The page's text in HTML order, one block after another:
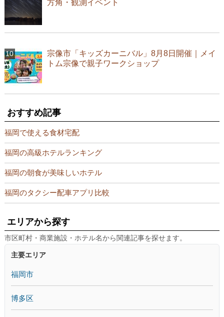
方角・観測イベント
宗像市「キッズカーニバル」8月8日開催｜メイ
トム宗像で親子ワークショップ
おすすめ記事
福岡で使える食材宅配
福岡の高級ホテルランキング
福岡の朝食が美味しいホテル
福岡のタクシー配車アプリ比較
エリアから探す
市区町村・商業施設・ホテル名から関連記事を探せます。
主要エリア
福岡市
博多区